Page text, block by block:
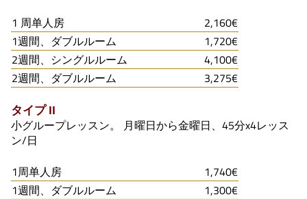
1 周单人房
2,160€
1週間、ダブルルーム
1,720€
2週間、シングルルーム
4,100€
2週間、ダブルルーム
3,275€
タイプ II
小グループレッスン。 月曜日から金曜日、45分x4レッス
ン/日
1周单人房
1,740€
1週間、ダブルルーム
1,300€